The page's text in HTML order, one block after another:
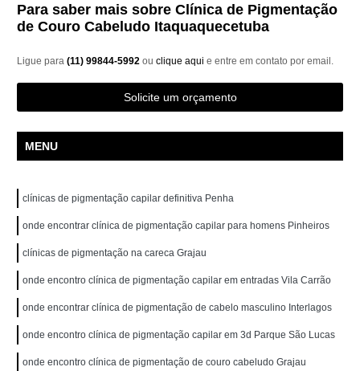
Para saber mais sobre Clínica de Pigmentação
de Couro Cabeludo Itaquaquecetuba
Ligue para(11) 99844-5992ouclique aqui e entre em contato por email.
Solicite um orçamento
MENU
clínicas de pigmentação capilar definitiva Penha
onde encontrar clínica de pigmentação capilar para homens Pinheiros
clínicas de pigmentação na careca Grajau
onde encontro clínica de pigmentação capilar em entradas Vila Carrão
onde encontrar clínica de pigmentação de cabelo masculino Interlagos
onde encontro clínica de pigmentação capilar em 3d Parque São Lucas
onde encontro clínica de pigmentação de couro cabeludo Grajau